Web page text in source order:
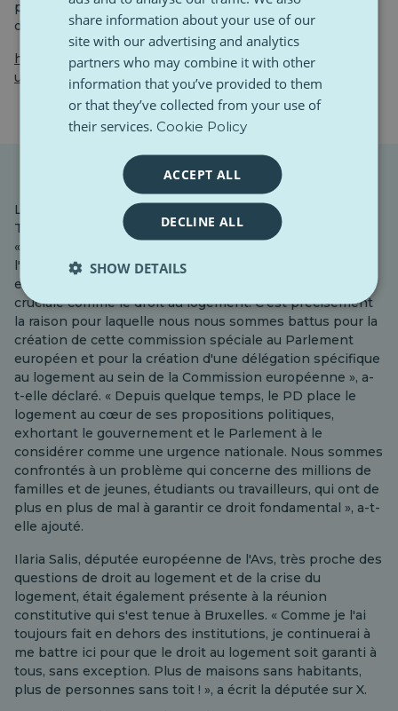
pourquoi « il est temps de changer les choses. De faire
du logement un droit et non un privilège », a-t-il déclaré.
https://www.instagram.com/nicolazingaretti/?
utm_source=ig_embed
La cheffe du Parti démocrate (PD), Elly Schlein, a félicité
Tinagli pour sa nomination à la Commission spéciale.
« C'est une nouvelle importante qui témoigne de
l'engagement de notre délégation auprès du Parlement
européen et de l'ensemble du parti sur une question
cruciale comme le droit au logement. C'est précisément
la raison pour laquelle nous nous sommes battus pour la
création de cette commission spéciale au Parlement
européen et pour la création d'une délégation spécifique
au logement au sein de la Commission européenne », a-
t-elle déclaré. « Depuis quelque temps, le PD place le
logement au cœur de ses propositions politiques,
exhortant le gouvernement et le Parlement à le
considérer comme une urgence nationale. Nous sommes
confrontés à un problème qui concerne des millions de
familles et de jeunes, étudiants ou travailleurs, qui ont de
plus en plus de mal à garantir ce droit fondamental », a-t-
elle ajouté.
Ilaria Salis, députée européenne de l'Avs, très proche des
questions de droit au logement et de la crise du
logement, était également présente à la réunion
constitutive qui s'est tenue à Bruxelles. « Comme je l'ai
toujours fait en dehors des institutions, je continuerai à
me battre ici pour que le droit au logement soit garanti à
tous, sans exception. Plus de maisons sans habitants,
plus de personnes sans toit ! », a écrit la députée sur X.
share information about your use of our
site with our advertising and analytics
partners who may combine it with other
information that you’ve provided to them
or that they’ve collected from your use of
their services. Cookie Policy
ACCEPT ALL
DECLINE ALL
SHOW DETAILS